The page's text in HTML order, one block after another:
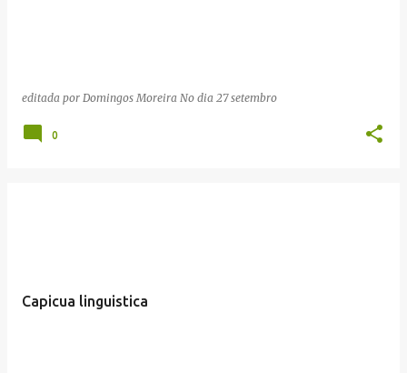
editada por Domingos Moreira No dia 27 setembro
0
Capicua linguistica